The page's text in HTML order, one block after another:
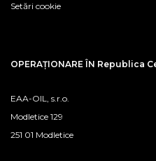
Setări cookie
OPERAȚIONARE ÎN Republica
EAA-OIL, s.r.o.
Modletice 129
251 01 Modletice